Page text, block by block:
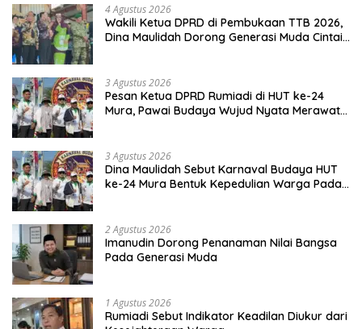
4 Agustus 2026
Wakili Ketua DPRD di Pembukaan TTB 2026,
Dina Maulidah Dorong Generasi Muda Cintai
3 Agustus 2026
Pesan Ketua DPRD Rumiadi di HUT ke-24
Mura, Pawai Budaya Wujud Nyata Merawat
3 Agustus 2026
Dina Maulidah Sebut Karnaval Budaya HUT
ke-24 Mura Bentuk Kepedulian Warga Pada
2 Agustus 2026
Imanudin Dorong Penanaman Nilai Bangsa
Pada Generasi Muda
1 Agustus 2026
Rumiadi Sebut Indikator Keadilan Diukur dari